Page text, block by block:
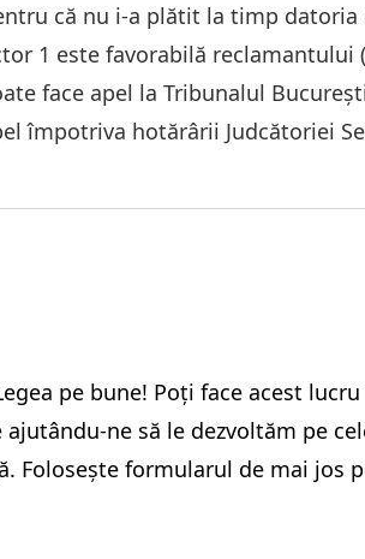
că nu i-a plătit la timp datoria
1 este favorabilă reclamantului
face apel la Tribunalul
împotriva hotărârii Judcătoriei
pe bune! Poți face acest
ne să le dezvoltăm pe
Folosește formularul de mai jos